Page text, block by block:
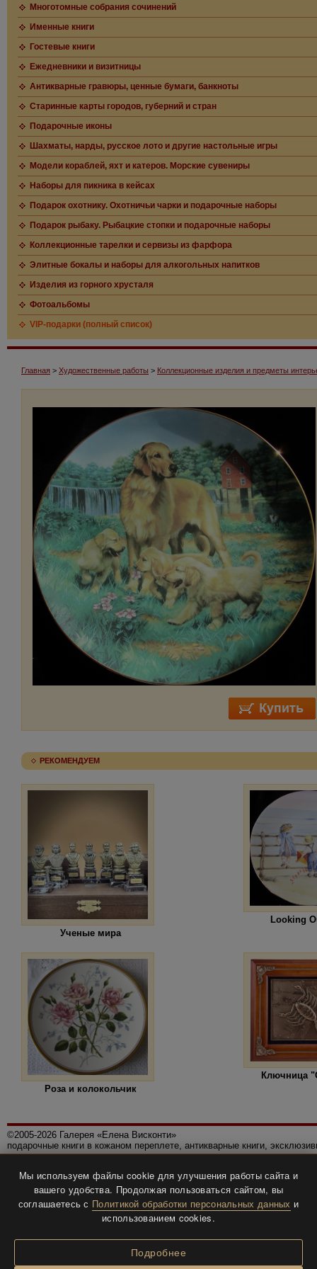
Многотомные собрания сочинений
Именные книги
Гостевые книги
Ежедневники и визитницы
Антикварные гравюры, ценные бумаги, банкноты
Старинные карты городов, губерний и стран
Подарочные иконы
Шахматы, нарды, русское лото и другие настольные игры
Модели кораблей, яхт и катеров. Морские сувениры
Наборы для пикника в кейсах
Подарок охотнику. Охотничьи чарки и подарочные наборы
Подарок рыбаку. Рыбацкие стопки и подарочные наборы
Коллекционные тарелки и сервизы из фарфора
Элитные бокалы и наборы для алкогольных напитков
Изделия из горного хрусталя
Фотоальбомы
VIP-подарки (полный список)
Главная > Художественные работы > Коллекционные изделия и предметы
РЕКОМЕНДУЕМ
Ученые мира
Looking
Роза и колокольчик
Ключница
©2005-2026 Галерея «Елена Висконти»
подарочные книги в кожаном переплете, антикварные книги,
Политика конфиденциальности
Все права защищены.
Разработка и дизайнBTV-info.
Мы используем файлы cookie для улучшения работы сайта и
вашего удобства. Продолжая пользоваться сайтом, вы
соглашаетесь с Политикой обработки персональных данных и
использованием cookies.
Подробнее